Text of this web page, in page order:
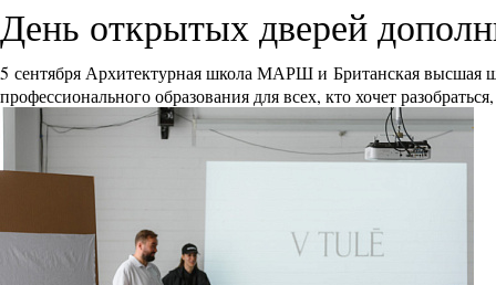
День открытых дверей
5 сентября Архитектурная школа МАРШ и Британская высшая
профессионального образования для всех, кто хочет